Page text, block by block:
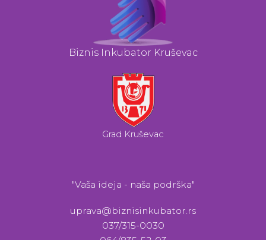
Biznis Inkubator Kruševac
Grad Kruševac
"Vaša ideja - naša podrška"
uprava@biznisinkubator.rs
037/315-0030